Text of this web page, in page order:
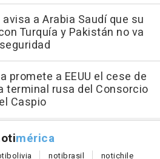
a Arabia Saudí que su
Turquía y Pakistán no va
promete a EEUU el cese de
terminal rusa del Consorcio
Caspio
mérica
bolivia notibrasil notichile